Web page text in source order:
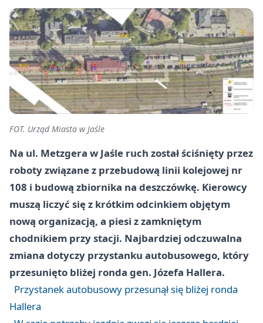
FOT. Urząd Miasta w Jaśle
Na ul. Metzgera w Jaśle ruch został ściśnięty przez
roboty związane z przebudową linii kolejowej nr
108 i budową zbiornika na deszczówkę. Kierowcy
muszą liczyć się z krótkim odcinkiem objętym
nową organizacją, a piesi z zamkniętym
chodnikiem przy stacji. Najbardziej odczuwalna
zmiana dotyczy przystanku autobusowego, który
przesunięto bliżej ronda gen. Józefa Hallera.
Przystanek autobusowy przesunął się bliżej ronda
Hallera